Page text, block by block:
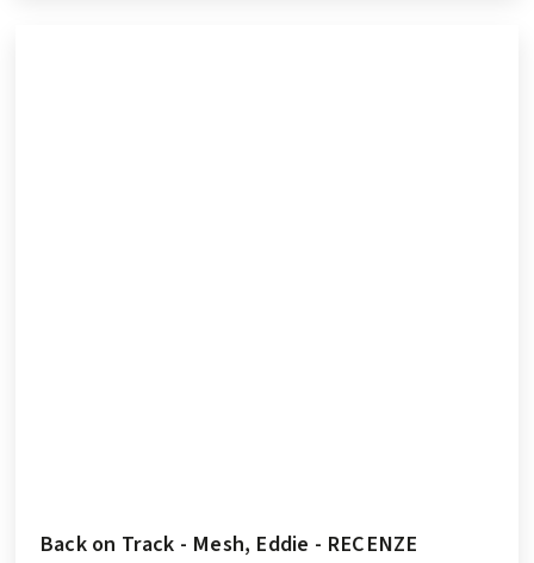
Back on Track - Mesh, Eddie - RECENZE